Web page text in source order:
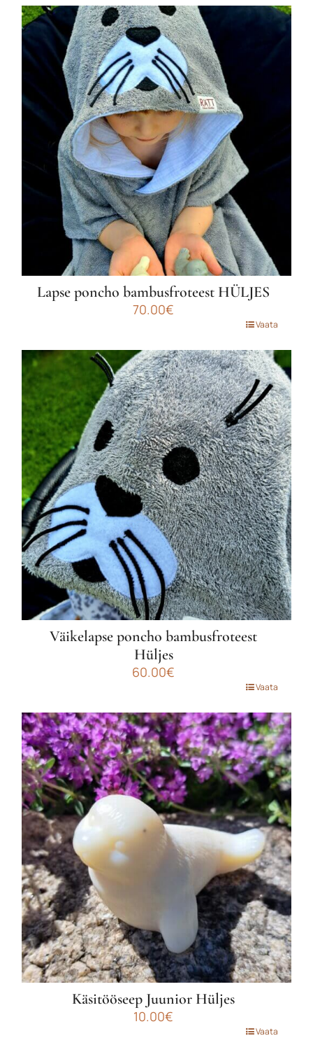
Lapse poncho bambusfroteest HÜLJES
70.00€
on
mitu
varianti.
Valikuid
saab
teha
tootelehel.
Vaata
Väikelapse poncho bambusfroteest
Hüljes
60.00€
on
mitu
varianti.
Valikuid
saab
teha
tootelehel.
Vaata
Käsitööseep Juunior Hüljes
10.00€
Vaata